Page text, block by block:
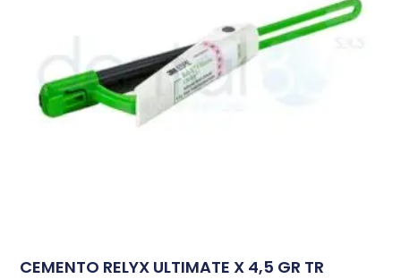
CEMENTO RELYX ULTIMATE X 4,5 GR TR